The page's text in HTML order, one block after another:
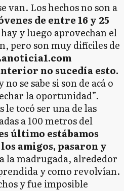
van. Los hechos no son a
de entre 16 y 25
hay y luego aprovechan el
pero son muy difíciles de
no sucedía esto.
se sabe si son de acá o
la oportunidad”.
tocó ser una de las
a 100 metros del
último estábamos
amigos, pasaron y
la madrugada, alrededor
y como revolvían.
y fue imposible